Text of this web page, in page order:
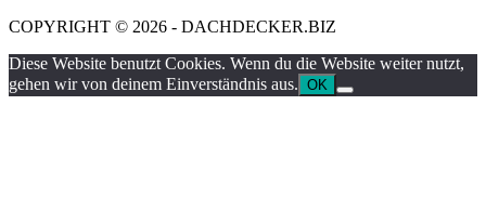
COPYRIGHT © 2026 - DACHDECKER.BIZ
Diese Website benutzt Cookies. Wenn du die Website weiter nutzt,
gehen wir von deinem Einverständnis aus. OK